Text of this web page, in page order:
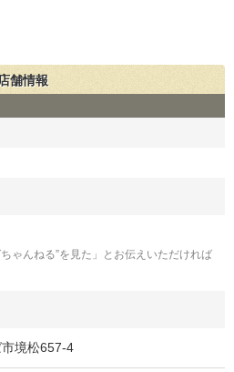
舗情報
ゃんねる”を見た」とお伝えいただければ
境松657-4